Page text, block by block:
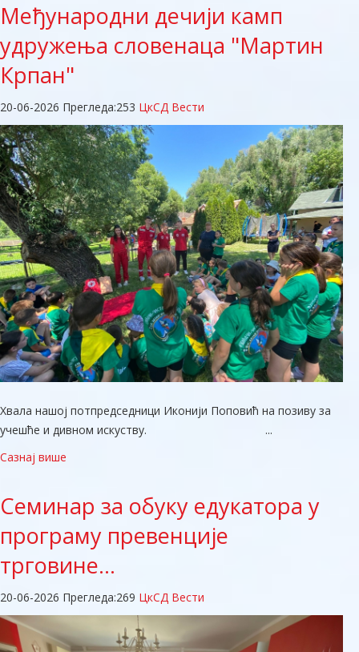
Међународни дечији камп
удружења словенаца "Мартин
Крпан"
20-06-2026 Прегледа:253 ЦкСД Вести
Хвала нашој потпредседници Иконији Поповић на позиву за
учешће и дивном искуству. ...
Сазнај више
Семинар за обуку едукатора у
програму превенције
трговине…
20-06-2026 Прегледа:269 ЦкСД Вести